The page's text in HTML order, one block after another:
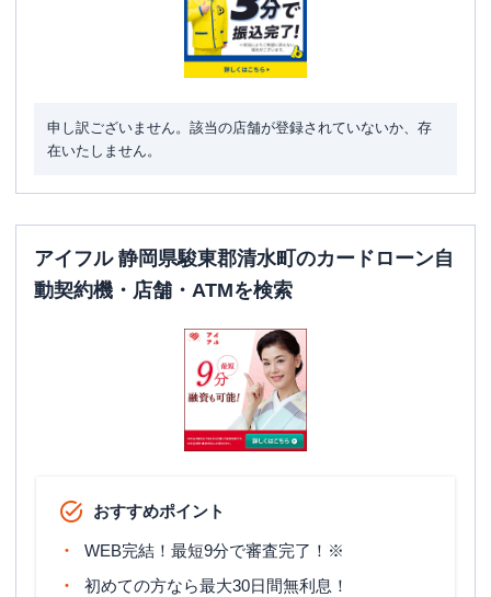
申し訳ございません。該当の店舗が登録されていないか、存
在いたしません。
アイフル 静岡県駿東郡清水町のカードローン自
動契約機・店舗・ATMを検索
おすすめポイント
WEB完結！最短9分で審査完了！※
初めての方なら最大30日間無利息！